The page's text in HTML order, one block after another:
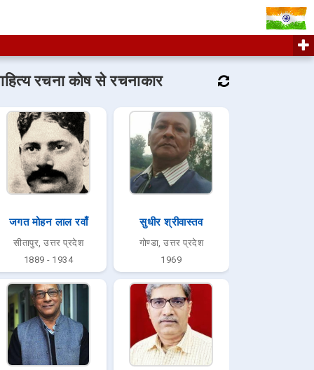
रचना कोष से रचनाकार
जगत मोहन लाल रवाँ
सीतापुर, उत्तर प्रदेश
1889 - 1934
सुधीर श्रीवास्तव
गोण्डा, उत्तर प्रदेश
1969